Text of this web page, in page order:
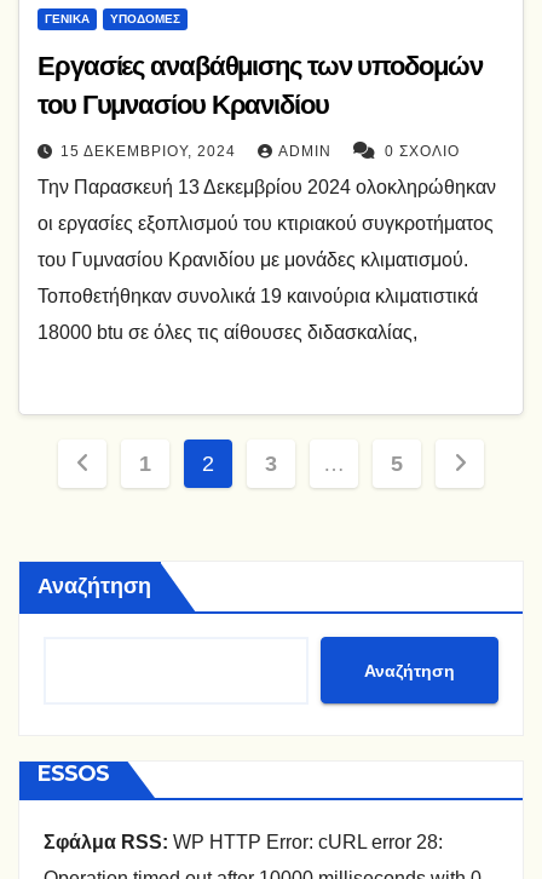
ΓΕΝΙΚΆ ΥΠΟΔΟΜΈΣ
Εργασίες αναβάθμισης των υποδομών
του Γυμνασίου Κρανιδίου
15 ΔΕΚΕΜΒΡΊΟΥ, 2024 ADMIN 0 ΣΧΌΛΙΟ
Την Παρασκευή 13 Δεκεμβρίου 2024 ολοκληρώθηκαν
οι εργασίες εξοπλισμού του κτιριακού συγκροτήματος
του Γυμνασίου Κρανιδίου με μονάδες κλιματισμού.
Τοποθετήθηκαν συνολικά 19 καινούρια κλιματιστικά
18000 btu σε όλες τις αίθουσες διδασκαλίας,
Σελιδοποίηση
1 2 3 … 5
Αναζήτηση
Αναζήτηση
ESSOS
Σφάλμα RSS: WP HTTP Error: cURL error 28: